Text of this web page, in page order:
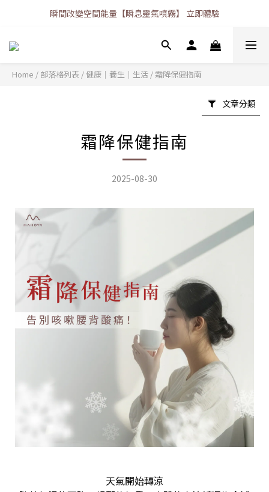
瞬間改變空間能量【瞬息靈氣噴霧】 立即體驗
Home / 部落格列表 /健康｜養生｜生活 /霜降保健指南
文章分類
霜降保健指南
2025-08-30
天氣開始轉涼